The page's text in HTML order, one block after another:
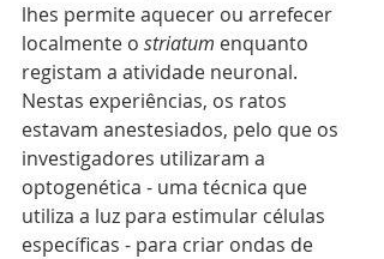
lhes permite aquecer ou arrefecer
localmente o striatum enquanto
registam a atividade neuronal.
Nestas experiências, os ratos
estavam anestesiados, pelo que os
investigadores utilizaram a
optogenética - uma técnica que
utiliza a luz para estimular células
específicas - para criar ondas de